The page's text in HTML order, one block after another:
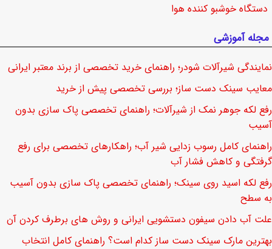
دستگاه خوشبو کننده هوا
مجله آموزشی
نمایندگی شیرآلات شودر؛ راهنمای خرید تخصصی از برند معتبر ایرانی
معایب سینک دست ساز؛ بررسی تخصصی پیش از خرید
رفع لکه جوهر نمک از شیرآلات؛ راهنمای تخصصی پاک سازی بدون
آسیب
راهنمای کامل رسوب زدایی شیر آب؛ راهکارهای تخصصی برای رفع
گرفتگی و کاهش فشار آب
رفع لکه اسید روی سینک؛ راهنمای تخصصی پاک سازی بدون آسیب
به سطح
علت آب دادن سیفون دستشویی ایرانی و روش های برطرف کردن آن
بهترین مارک سینک دست ساز کدام است؟ راهنمای کامل انتخاب